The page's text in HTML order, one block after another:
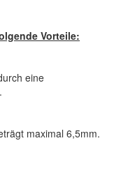
Vorteile:
eine
maximal 6,5mm.